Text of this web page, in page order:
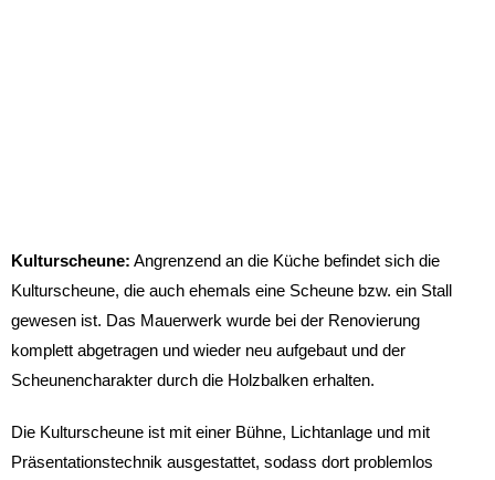
Kulturscheune: Angrenzend an die Küche befindet sich die
Kulturscheune, die auch ehemals eine Scheune bzw. ein Stall
gewesen ist. Das Mauerwerk wurde bei der Renovierung
komplett abgetragen und wieder neu aufgebaut und der
Scheunencharakter durch die Holzbalken erhalten.
Die Kulturscheune ist mit einer Bühne, Lichtanlage und mit
Präsentationstechnik ausgestattet, sodass dort problemlos